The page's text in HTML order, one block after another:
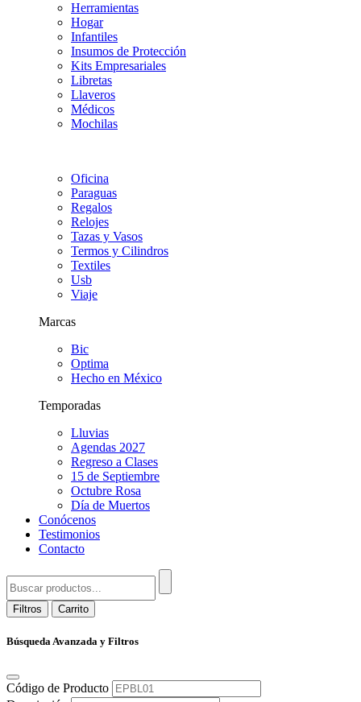
Herramientas
Hogar
Infantiles
Insumos de Protección
Kits Empresariales
Libretas
Llaveros
Médicos
Mochilas
Oficina
Paraguas
Regalos
Relojes
Tazas y Vasos
Termos y Cilindros
Textiles
Usb
Viaje
Marcas
Bic
Optima
Hecho en México
Temporadas
Lluvias
Agendas 2027
Regreso a Clases
15 de Septiembre
Octubre Rosa
Día de Muertos
Conócenos
Testimonios
Contacto
Filtros Carrito
Búsqueda Avanzada y Filtros
Código de Producto